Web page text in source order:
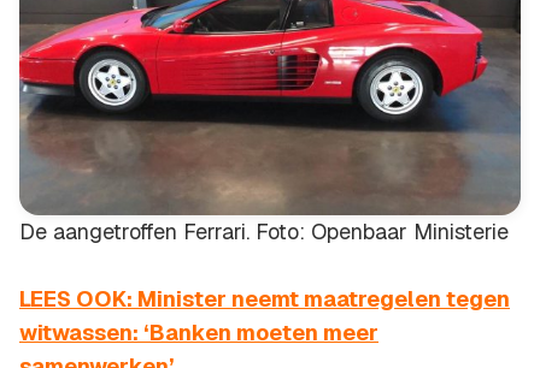
De aangetroffen Ferrari. Foto: Openbaar Ministerie
LEES OOK: Minister neemt maatregelen tegen
witwassen: ‘Banken moeten meer